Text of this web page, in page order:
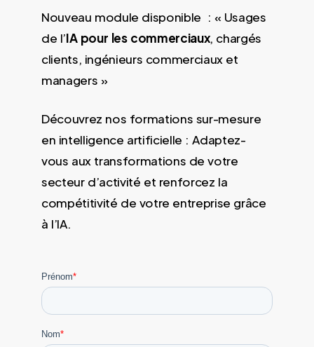
Nouveau module disponible : « Usages
de l’IA pour les commerciaux, chargés
clients, ingénieurs commerciaux et
managers »
Découvrez nos formations sur-mesure
en intelligence artificielle : Adaptez-
vous aux transformations de votre
secteur d’activité et renforcez la
compétitivité de votre entreprise grâce
à l’IA.